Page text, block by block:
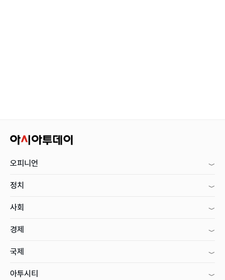
오피니언
정치
사회
경제
국제
아투시티